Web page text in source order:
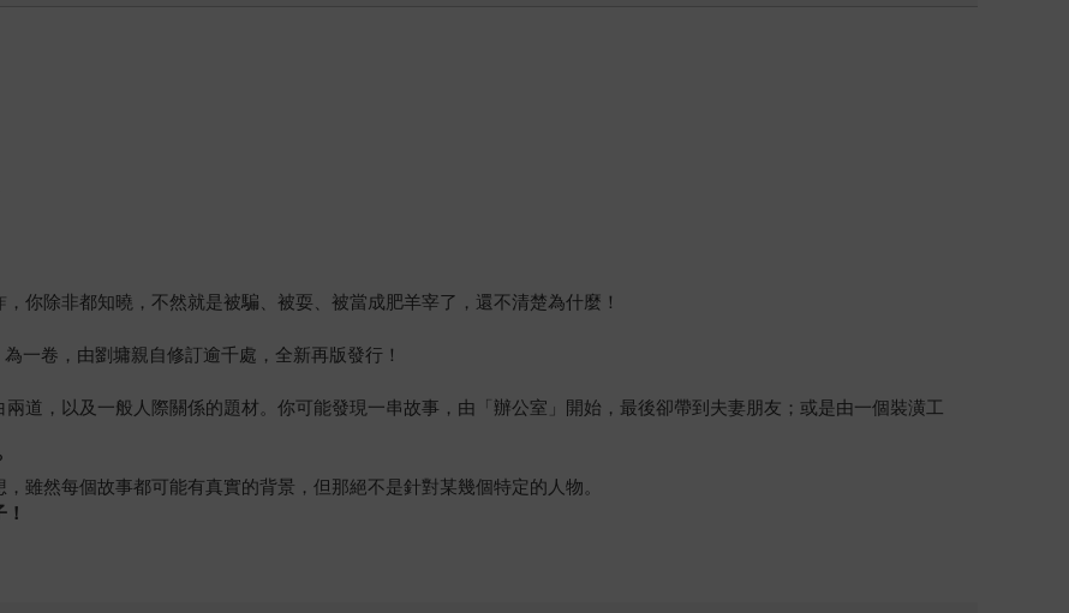
除非都知曉，不然就是被騙、被耍、被當成肥羊宰了，還不清楚為什麼！
卷，由劉墉親自修訂逾千處，全新再版發行！
道，以及一般人際關係的題材。你可能發現一串故事，由「辦公室」開始，最後卻帶到夫妻朋友；或是由一個裝潢工
雖然每個故事都可能有真實的背景，但那絕不是針對某幾個特定的人物。